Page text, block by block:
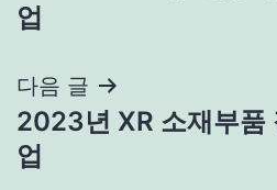
업
다음 글
2023년 XR 소재부품
업